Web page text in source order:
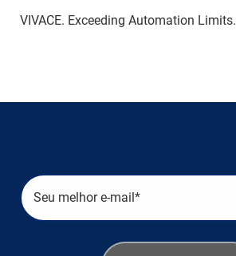
VIVACE. Exceeding Automation Limits.